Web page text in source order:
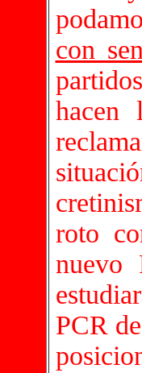
con
hacen
roto
nuevo
PCR